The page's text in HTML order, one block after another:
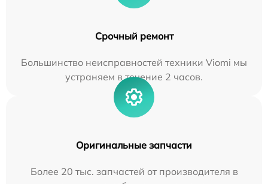
Срочный ремонт
Большинство неисправностей техники Viomi мы
устраняем в течение 2 часов.
Оригинальные запчасти
Более 20 тыс. запчастей от производителя в